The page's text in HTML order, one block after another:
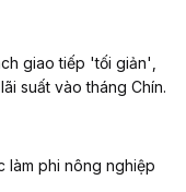
giao tiếp 'tối giản',
suất vào tháng Chín.
làm phi nông nghiệp